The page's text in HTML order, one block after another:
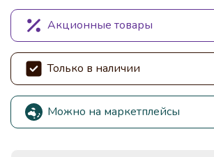
Акционные товары
Только в наличии
Можно на маркетплейсы